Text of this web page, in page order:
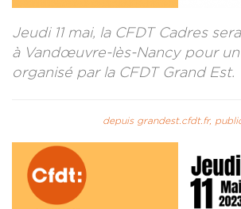
Jeudi 11 mai, la CFDT Cadres
à Vandœuvre-lès-Nancy pour
organisé par la CFDT Grand Est.
depuis grandest.cfdt.fr,